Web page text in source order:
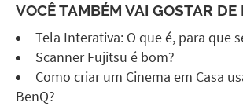
VOCÊ TAMBÉM VAI GOSTAR DE
Tela Interativa: O que é, para que
Scanner Fujitsu é bom?
Como criar um Cinema em Casa
BenQ?